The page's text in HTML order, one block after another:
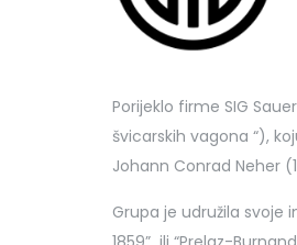
Porijeklo firme SIG
švicarskih vagona “),
Johann Conrad Neher
Grupa je udružila svoje